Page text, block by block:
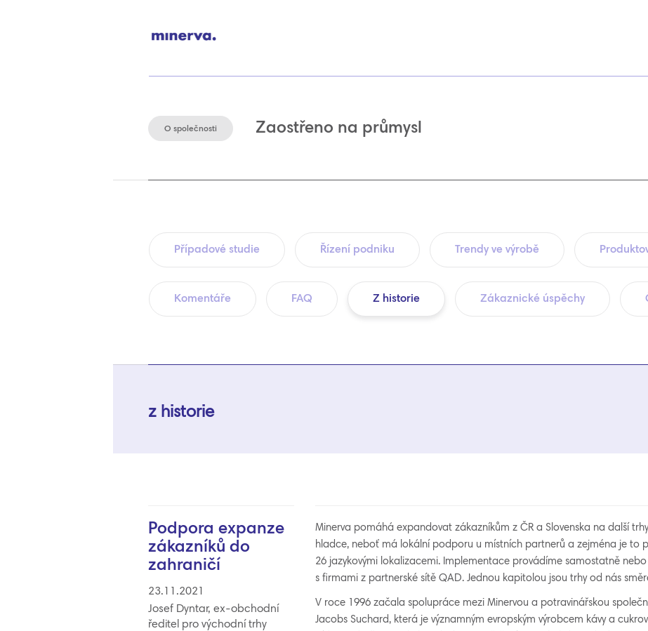
O společnosti Zaostřeno na průmysl
Případové studie Řízení podniku Trendy ve výrobě
Komentáře FAQ Z historie Zákaznické úspěchy
z historie
Podpora expanze
zákazníků do
zahraničí
23.11.2021
Josef Dyntar, ex-obchodní
ředitel pro východní trhy
Minerva pomáhá expandovat zákazníkům z ČR a Slovenska na další
hladce, neboť má lokální podporu u místních partnerů a zejména je to
26 jazykovými lokalizacemi. Implementace provádíme samostatně
s firmami z partnerské sítě QAD. Jednou kapitolou jsou trhy od nás
V roce 1996 začala spolupráce mezi Minervou a potravinářskou
Jacobs Suchard, která je významným evropským výrobcem kávy a